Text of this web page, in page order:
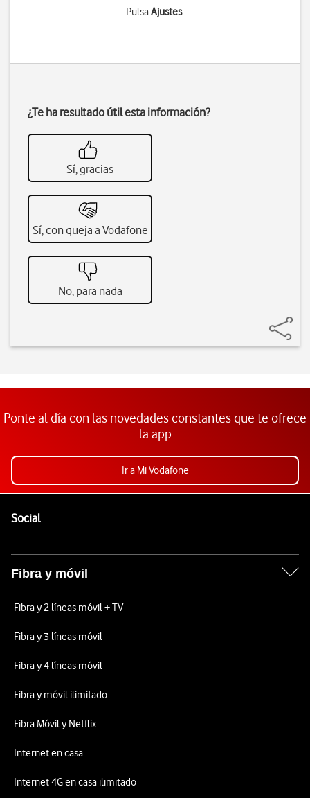
PulsaAjustes.
¿Te ha resultado útil esta información?
Sí, gracias
Sí, con queja a Vodafone
No, para nada
Ponte al día con las novedades constantes que te ofrece
la app
Ir a Mi Vodafone
SocialEnlaces a las redes sociales de Vodafone
Fibra y móvil
Fibra y 2 líneas móvil + TV
Fibra y 3 líneas móvil
Fibra y 4 líneas móvil
Fibra y móvil ilimitado
Fibra Móvil y Netflix
Internet en casa
Internet 4G en casa ilimitado